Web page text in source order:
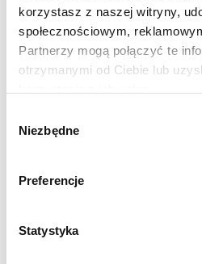
korzystasz z naszej witryny,
społecznościowym,
Partnerzy mogą połączyć te
otrzymanymi od Ciebie lub
zgody
Niezbędne
Preferencje
Statystyka